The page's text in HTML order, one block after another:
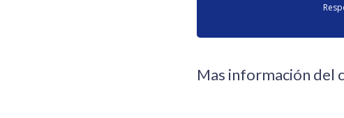
Mas información del